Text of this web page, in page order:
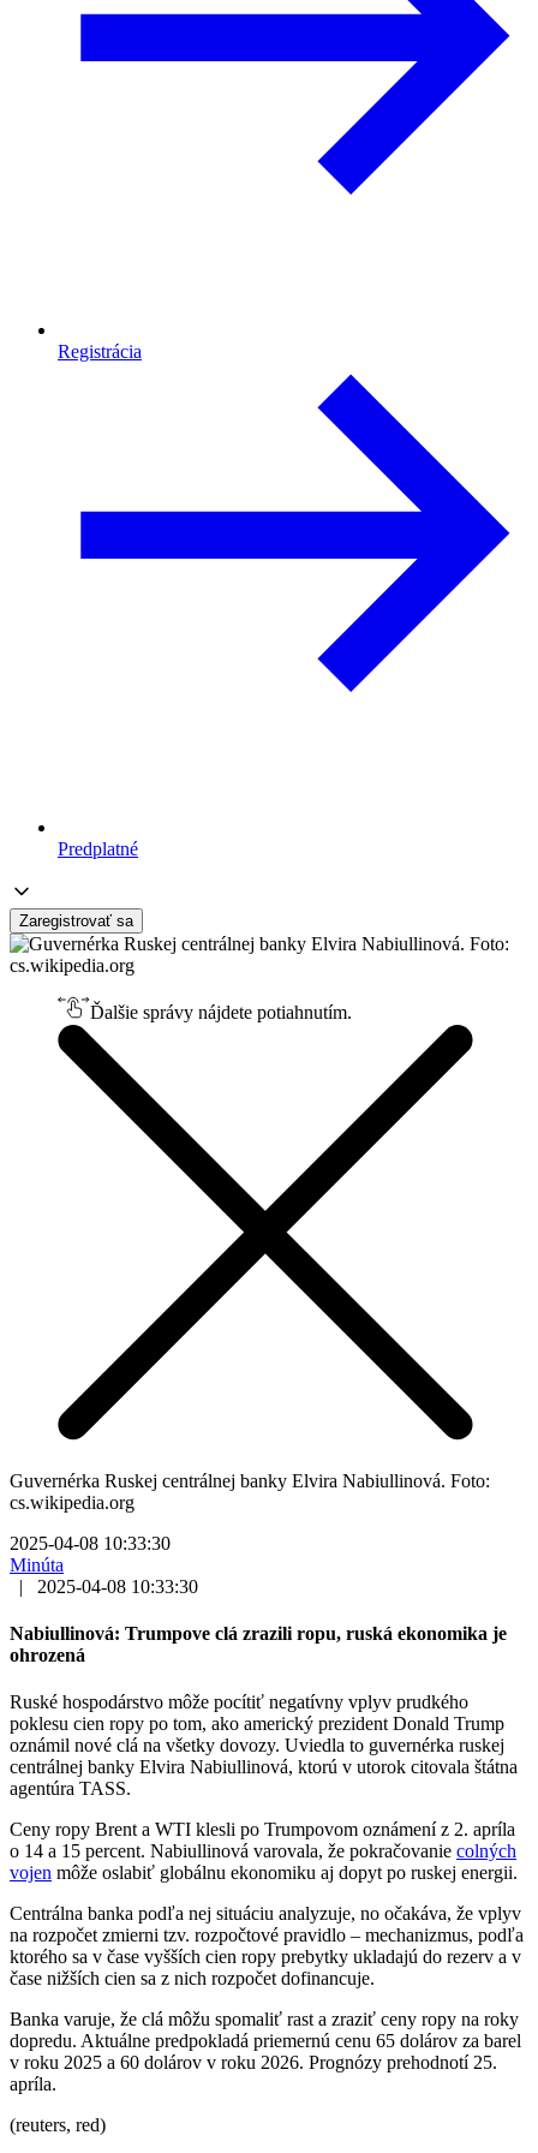
Registrácia
Predplatné
Zaregistrovať sa
Ďalšie správy nájdete potiahnutím.
Guvernérka Ruskej centrálnej banky Elvira Nabiullinová. Foto:
cs.wikipedia.org
2025-04-08 10:33:30
Minúta
|
2025-04-08 10:33:30
Nabiullinová: Trumpove clá zrazili ropu, ruská ekonomika je
ohrozená
Ruské hospodárstvo môže pocítiť negatívny vplyv prudkého
poklesu cien ropy po tom, ako americký prezident Donald Trump
oznámil nové clá na všetky dovozy. Uviedla to guvernérka ruskej
centrálnej banky Elvira Nabiullinová, ktorú v utorok citovala štátna
agentúra TASS.
Ceny ropy Brent a WTI klesli po Trumpovom oznámení z 2. apríla
o 14 a 15 percent. Nabiullinová varovala, že pokračovanie colných
vojen môže oslabiť globálnu ekonomiku aj dopyt po ruskej energii.
Centrálna banka podľa nej situáciu analyzuje, no očakáva, že vplyv
na rozpočet zmierni tzv. rozpočtové pravidlo – mechanizmus, podľa
ktorého sa v čase vyšších cien ropy prebytky ukladajú do rezerv a v
čase nižších cien sa z nich rozpočet dofinancuje.
Banka varuje, že clá môžu spomaliť rast a zraziť ceny ropy na roky
dopredu. Aktuálne predpokladá priemernú cenu 65 dolárov za barel
v roku 2025 a 60 dolárov v roku 2026. Prognózy prehodnotí 25.
apríla.
(reuters, red)